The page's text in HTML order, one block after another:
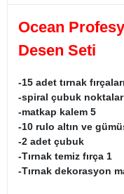
Ocean
Desen Seti
-15 adet tırnak fırçaları
-spiral çubuk
-matkap kalem 5
-10 rulo altın ve
-2 adet çubuk
-Tırnak temiz fırça 1
-Tırnak dekorasyon